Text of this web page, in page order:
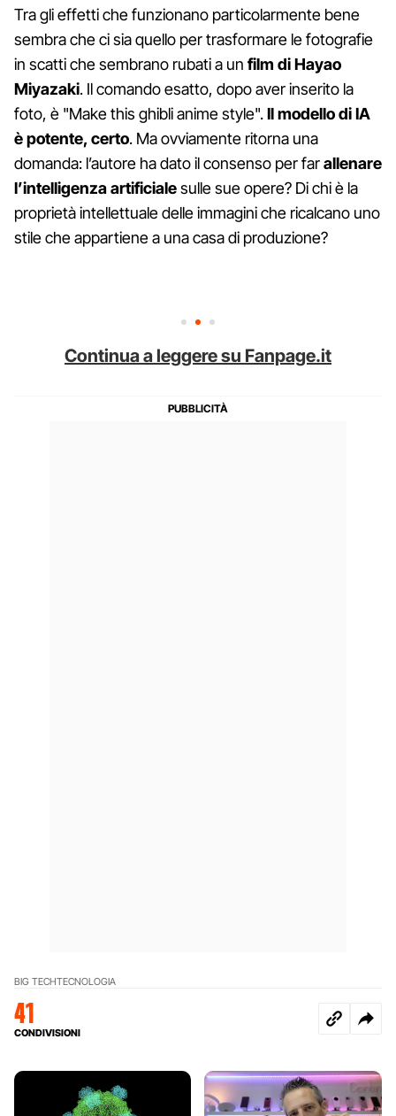
Tra gli effetti che funzionano particolarmente bene
sembra che ci sia quello per trasformare le fotografie
in scatti che sembrano rubati a un film di Hayao
Miyazaki. Il comando esatto, dopo aver inserito la
foto, è "Make this ghibli anime style".Il modello di IA
è potente, certo. Ma ovviamente ritorna una
domanda: l’autore ha dato il consenso per farallenare
l’intelligenza artificialesulle sue opere? Di chi è la
proprietà intellettuale delle immagini che ricalcano uno
stile che appartiene a una casa di produzione?
Continua a leggere su Fanpage.it
BIG TECHTECNOLOGIA
41
CONDIVISIONI